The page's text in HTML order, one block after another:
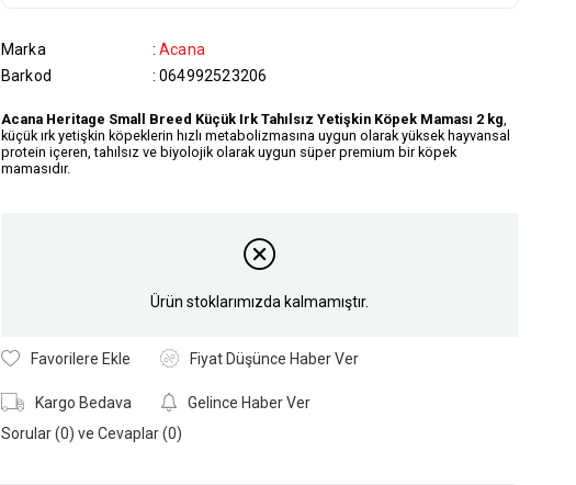
Marka : Acana
Barkod
: 064992523206
Acana Heritage Small Breed Küçük Irk Tahılsız Yetişkin Köpek Maması 2 kg
küçük ırk yetişkin köpeklerin hızlı metabolizmasına uygun olarak yüksek hayvansal
protein içeren, tahılsız ve biyolojik olarak uygun süper premium bir köpek
mamasıdır.
Ürün stoklarımızda kalmamıştır.
Favorilere Ekle Fiyat Düşünce Haber Ver
Kargo Bedava
Gelince Haber Ver
Sorular (0) ve Cevaplar (0)